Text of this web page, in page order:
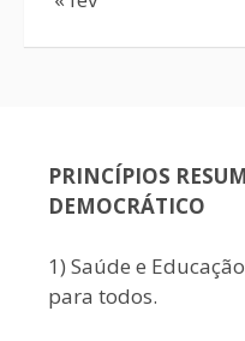
PRINCÍPIOS
DEMOCRÁTICO
1) Saúde e
para todos.